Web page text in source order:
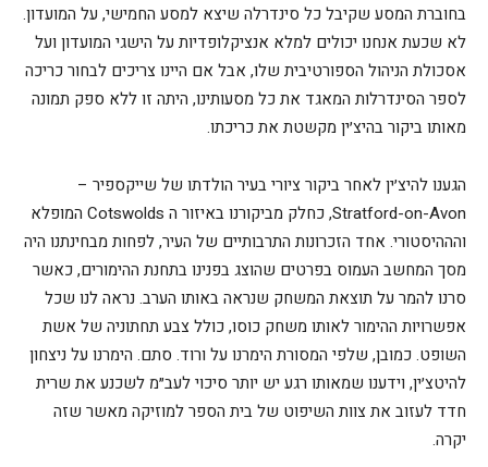
בחוברת המסע שקיבל כל סינדרלה שיצא למסע החמישי, על המועדון.
לא שכעת אנחנו יכולים למלא אנציקלופדיות על הישגי המועדון ועל
אסכולת הניהול הספורטיבית שלו, אבל אם היינו צריכים לבחור כריכה
לספר הסינדרלות המאגד את כל מסעותינו, היתה זו ללא ספק תמונה
מאותו ביקור בהיצ׳ין מקשטת את כריכתו.
הגענו להיצ׳ין לאחר ביקור ציורי בעיר הולדתו של שייקספיר –
Stratford-on-Avon, כחלק מביקורנו באיזור ה Cotswolds המופלא
והההיסטורי. אחד הזכרונות התרבותיים של העיר, לפחות מבחינתנו היה
מסך המחשב העמוס בפרטים שהוצג בפנינו בתחנת ההימורים, כאשר
סרנו להמר על תוצאת המשחק שנראה באותו הערב. נראה לנו שכל
אפשרויות ההימור לאותו משחק כוסו, כולל צבע תחתוניה של אשת
השופט. כמובן, שלפי המסורת הימרנו על ורוד. סתם. הימרנו על ניצחון
להיטצ׳ין, וידענו שמאותו רגע יש יותר סיכוי לעב״מ לשכנע את שרית
חדד לעזוב את צוות השיפוט של בית הספר למוזיקה מאשר שזה
יקרה.